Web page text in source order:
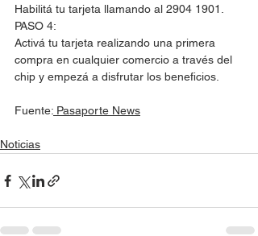
Habilitá tu tarjeta llamando al 2904 1901.
PASO 4:
Activá tu tarjeta realizando una primera
compra en cualquier comercio a través del
chip y empezá a disfrutar los beneficios.
Fuente: Pasaporte News
Noticias